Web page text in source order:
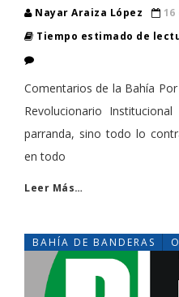
Nayar Araiza López
Tiempo estimado de
Comentarios de la Bahía
Revolucionario
parranda, sino todo lo
en todo
Leer Más…
BAHÍA DE BANDERAS